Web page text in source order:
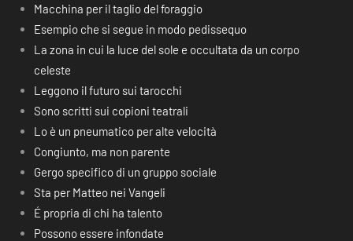
Macchina per il taglio del foraggio
Esempio che si segue in modo pedissequo
La zona in cui la luce del sole e occultata da un corpo
celeste
Leggono il futuro sui tarocchi
Sono scritti sui copioni teatrali
Lo è un pneumatico per alte velocità
Congiunto, ma non parente
Gergo specifico di un gruppo sociale
Sta per Matteo nei Vangeli
É propria di chi ha talento
Possono essere infondate